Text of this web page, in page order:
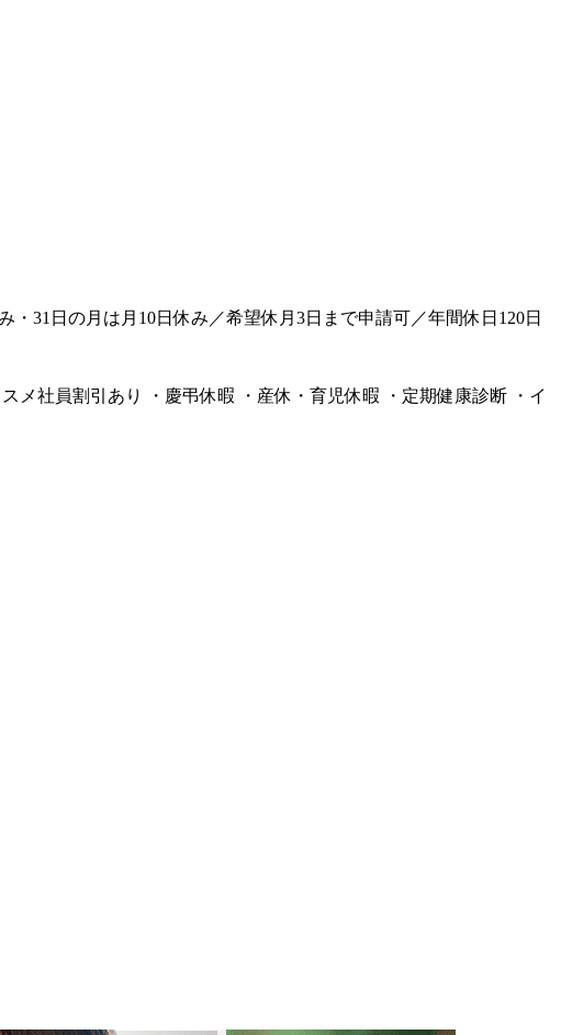
31日の月は月10日休み／希望休月3日まで申請可／年間休日120日
メ社員割引あり ・慶弔休暇 ・産休・育児休暇 ・定期健康診断 ・イ